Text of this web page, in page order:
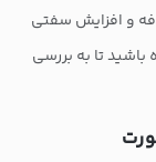
و افزایش سفتی
تا به بررسی